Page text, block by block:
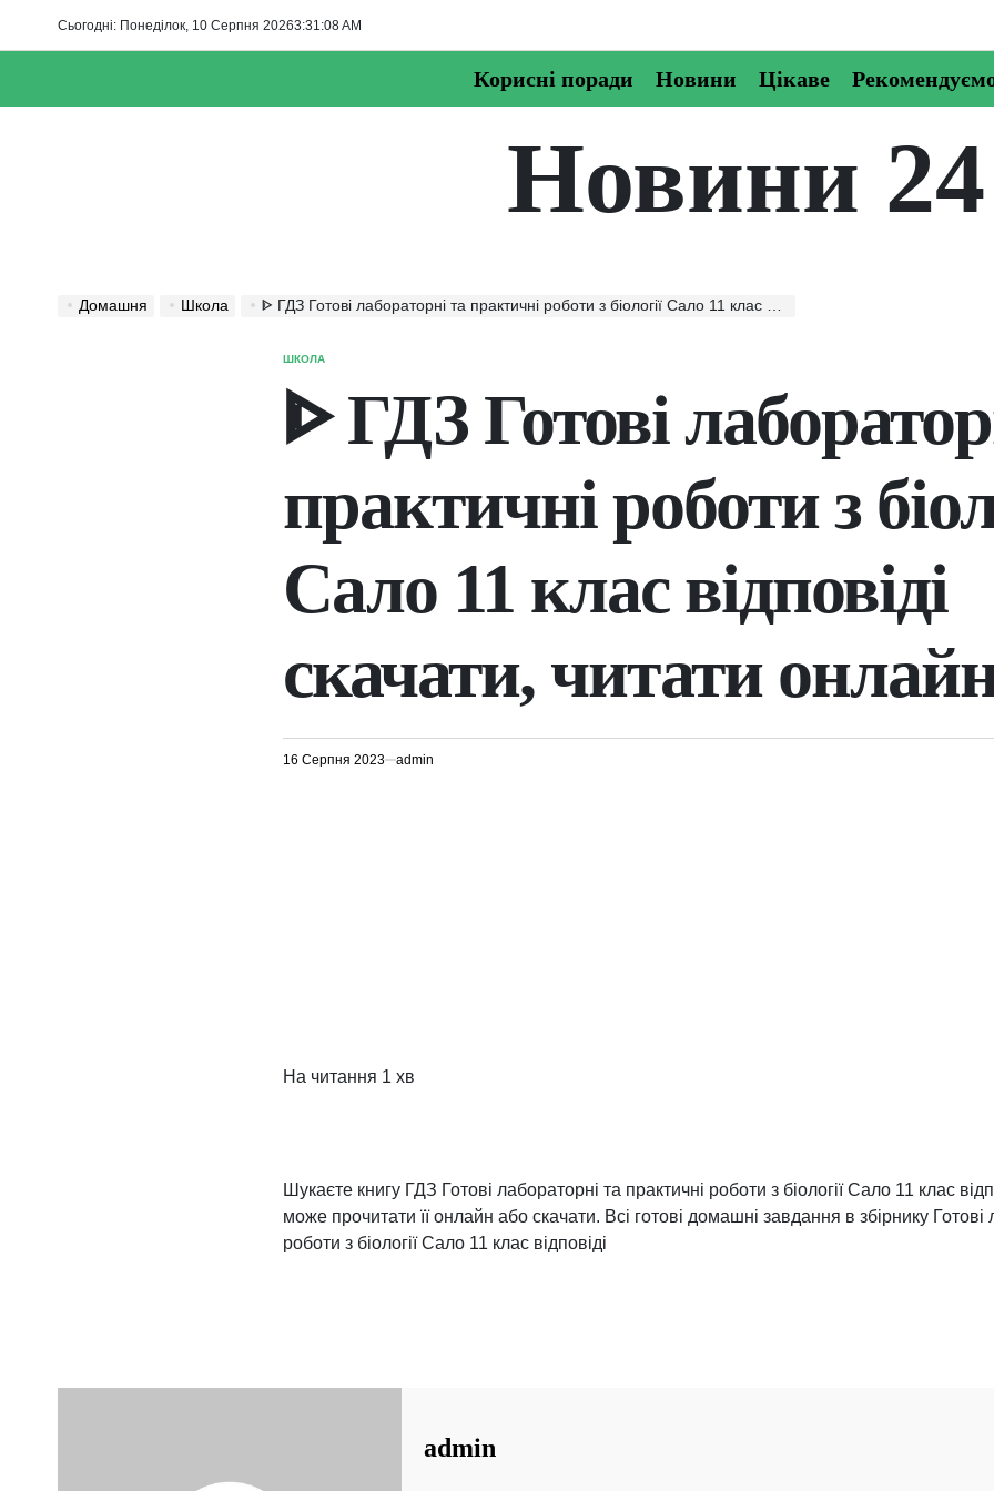
Сьогодні: Понеділок, 10 Серпня 20263:31 :09AM
Корисні поради Новини Цікаве
Новини 24
Домашня Школа ᐈ ГДЗ Готові лабораторні та практичні роботи з біології Сало 11 клас відповіді скачати, читати онлайн
ОПУБЛІКУВАТИ
ШКОЛА
ᐈ ГДЗ Готові
практичні роботи з
Сало 11 клас відповіді
скачати, читати
16 Серпня 2023 admin
На читання 1 хв
Шукаєте книгу ГДЗ Готові лабораторні та практичні роботи з біології Сало 11 клас
може прочитати її онлайн або скачати. Всі готові домашні завдання в збірнику Готові
роботи з біології Сало 11 клас відповіді
admin